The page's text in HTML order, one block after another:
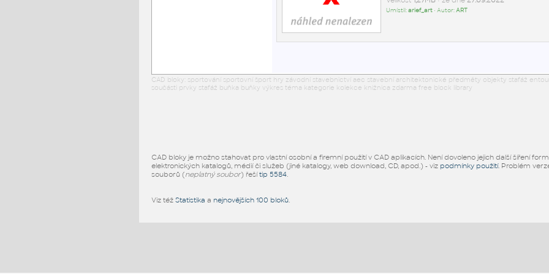
Umístil:arief_art• Autor:ART
CAD bloky: sportování sportovní šport hry závodní stavebnictví aec stavební architektonické předměty objekty stafáž
součásti prvky stafáž buňka buňky výkres téma kategorie kolekce knižnica zdarma free block library
CAD bloky je možno stahovat pro vlastní osobní a firemní použití v CAD aplikacích. Není dovoleno jejich další šíření
elektronických katalogů, médií či služeb (jiné katalogy, web download, CD, apod.) - viz podmínky použití. Problém
souborů (neplatný soubor) řešítip 5584.
Viz též Statistika a nejnovějších 100 bloků.